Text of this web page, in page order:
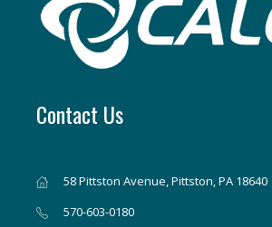
Contact Us
58 Pittston Avenue, Pittston, PA 18640
570-603-0180